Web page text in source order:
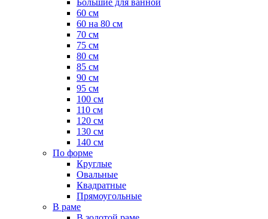
Большие для ванной
60 см
60 на 80 см
70 см
75 см
80 см
85 см
90 см
95 см
100 см
110 см
120 см
130 см
140 см
По форме
Круглые
Овальные
Квадратные
Прямоугольные
В раме